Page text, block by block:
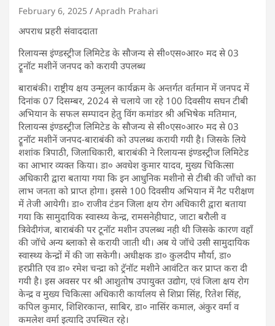
February 6, 2025 Apradh Prahari
अपराध प्रहरी संवाददाता
रिलायन्स इंण्डस्ट्रीज लिमिटेड के सौजन्य से सी०एस०आर० मद से 03
ट्रूनॉट मशीनें जनपद को करायी उपलब्ध
बाराबंकी। राष्ट्रीय क्षय उन्मूलन कार्यक्रम के अन्तर्गत वर्तमान में जनपद में
दिनांक 07 दिसम्बर, 2024 से चलाये जा रहे 100 दिवसीय सघन टीबी
अभियान के सफल सम्पादन हेतु विंग कमांडर श्री अभिषेक मतिमान,
रिलायन्स इंण्डस्ट्रीज लिमिटेड के सौजन्य से सी०एस०आर० मद से 03
ट्रूनॉट मशीनें जनपद-बाराबंकी को उपलब्ध करायी गयी है। जिसके लिये
शशांक त्रिपाठी, जिलाधिकारी, बाराबंकी ने रिलायन्स इंण्डस्ट्रीज लिमिटेड
का आभार व्यक्त किया। डा० अवधेश कुमार यादव, मुख्य चिकित्सा
अधिकारी द्वारा बताया गया कि इन आधुनिक मशीनो से टीबी की जाँचो का
लाभ जनता को प्राप्त होगा। इससे 100 दिवसीय अभियान में नैट परीक्षण
में तेजी आयेगी। डा० राजीव टंडन जिला क्षय रोग अधिकारी द्वारा बताया
गया कि सामुदायिक स्वास्थ्य केन्द्र, रामसनेहीघाट, जाटा बरौली व
त्रिवेदीगंज, बाराबंकी पर टूनॉट मशीन उपलब्ध नही थी जिसके कारण वहाँ
की जॉचे अन्य ब्लाको से करायी जाती थी। अब ये जॉचे उसी सामुदायिक
स्वास्थ्य केन्द्रों में की जा सकेगी। अधीक्षक डा० कुलदीप मौर्या, डा०
हरप्रीति एव डा० रमेश चन्द्रा को ट्रॅनॉट मशीने आवंटित कर प्राप्त करा दी
गयी है। इस अवसर पर श्री आशुतोष उपायुक्त उद्योग, एवं जिला क्षय रोग
केन्द्र व मुख्य चिकित्सा अधिकारी कार्यालय से शिप्रा सिंह, रितेश सिंह,
कपिल कुमार, शिशिरकान्त, साबिर, डा० नासिंर कमाल, अंकुर वर्मा व
कमलेश वर्मा इत्यादि उपस्थित रहे।